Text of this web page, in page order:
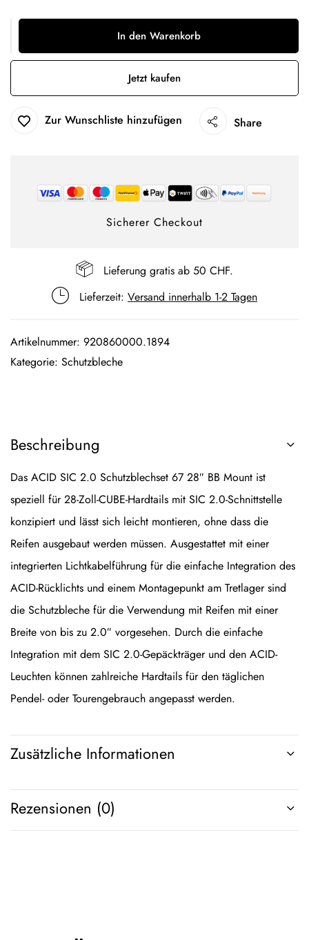
In den Warenkorb
Jetzt kaufen
Zur Wunschliste hinzufügen Share
Sicherer Checkout
Lieferung gratis ab 50 CHF.
Lieferzeit: Versand innerhalb 1-2 Tagen
Artikelnummer: 920860000.1894
Kategorie: Schutzbleche
Beschreibung
Das ACID SIC 2.0 Schutzblechset 67 28″ BB Mount ist
speziell für 28-Zoll-CUBE-Hardtails mit SIC 2.0-Schnittstelle
konzipiert und lässt sich leicht montieren, ohne dass die
Reifen ausgebaut werden müssen. Ausgestattet mit einer
integrierten Lichtkabelführung für die einfache Integration des
ACID-Rücklichts und einem Montagepunkt am Tretlager sind
die Schutzbleche für die Verwendung mit Reifen mit einer
Breite von bis zu 2.0″ vorgesehen. Durch die einfache
Integration mit dem SIC 2.0-Gepäckträger und den ACID-
Leuchten können zahlreiche Hardtails für den täglichen
Pendel- oder Tourengebrauch angepasst werden.
Zusätzliche Informationen
Rezensionen (0)